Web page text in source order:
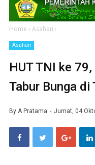
Home › Asahan ›
Asahan
HUT TNI ke
Tabur Bunga di
By A Pratama Jumat, 04